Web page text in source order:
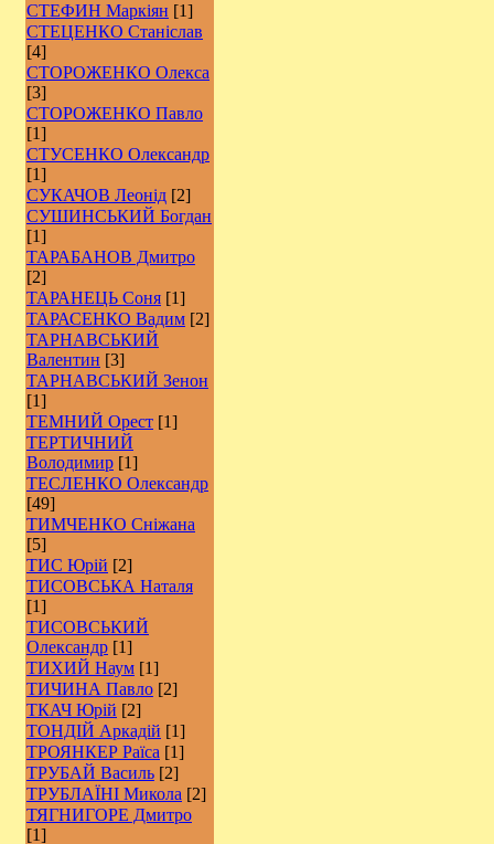
СТЕФИН Маркіян [1]
СТЕЦЕНКО Станіслав
[4]
СТОРОЖЕНКО Олекса
[3]
СТОРОЖЕНКО Павло
[1]
СТУСЕНКО Олександр
[1]
СУКАЧОВ Леонід [2]
СУШИНСЬКИЙ Богдан
[1]
ТАРАБАНОВ Дмитро
[2]
ТАРАНЕЦЬ Соня [1]
ТАРАСЕНКО Вадим [2]
ТАРНАВСЬКИЙ
Валентин [3]
ТАРНАВСЬКИЙ Зенон
[1]
ТЕМНИЙ Орест [1]
ТЕРТИЧНИЙ
Володимир [1]
ТЕСЛЕНКО Олександр
[49]
ТИМЧЕНКО Сніжана
[5]
ТИС Юрій [2]
ТИСОВСЬКА Наталя
[1]
ТИСОВСЬКИЙ
Олександр [1]
ТИХИЙ Наум [1]
ТИЧИНА Павло [2]
ТКАЧ Юрій [2]
ТОНДІЙ Аркадій [1]
ТРОЯНКЕР Раїса [1]
ТРУБАЙ Василь [2]
ТРУБЛАЇНІ Микола [2]
ТЯГНИГОРЕ Дмитро
[1]